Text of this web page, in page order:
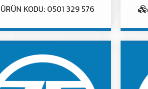
ÜRÜN KODU: 0501 329 576